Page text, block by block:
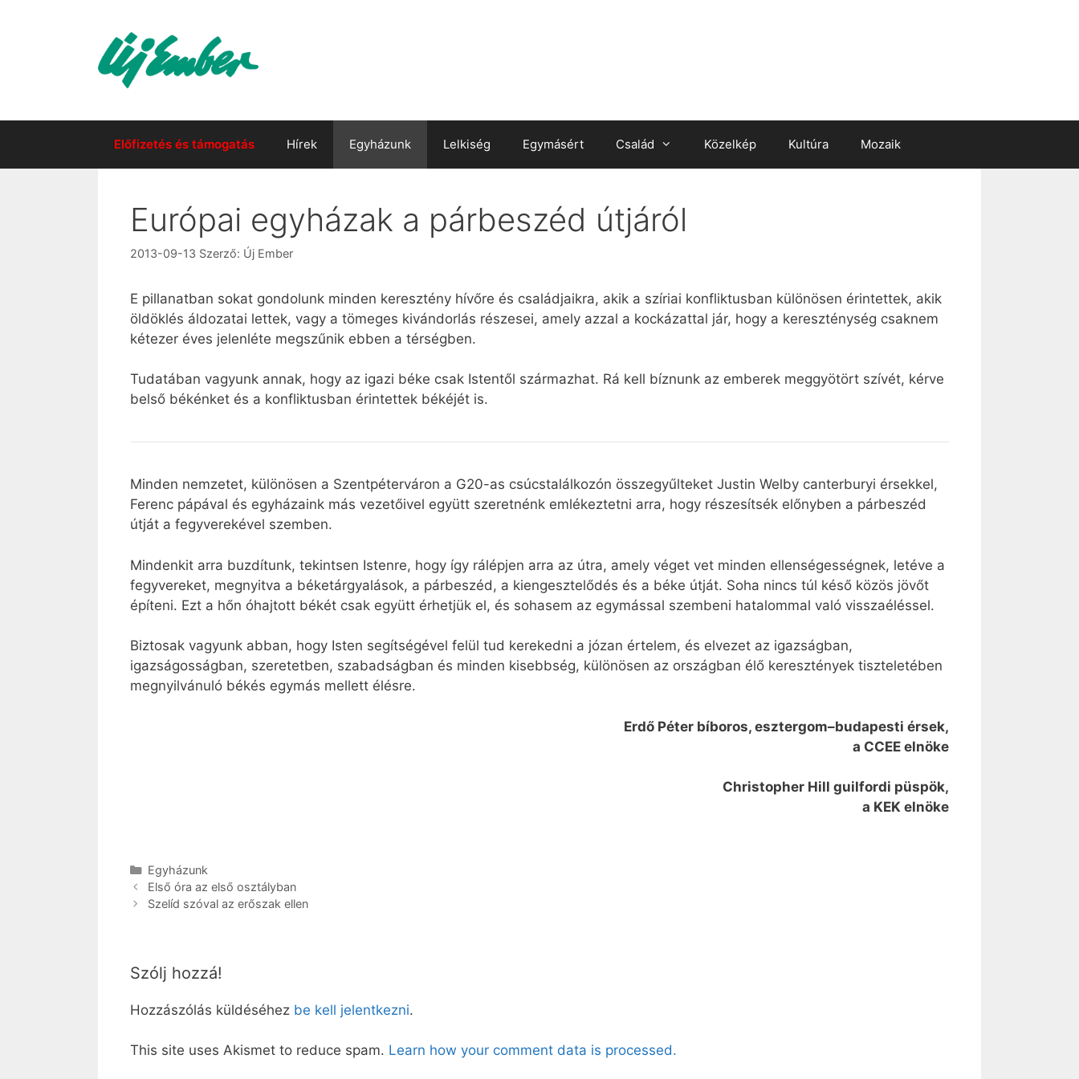
Előfizetés és támogatás Hírek Egyházunk Lelkiség Egymásért Család Közelkép Kultúra Mozaik
Európai egyházak a párbeszéd útjáról
2013-09-13 Szerző: Új Ember
E pillanatban sokat gondolunk minden keresztény hívőre és családjaikra, akik a szíriai konfliktusban különösen érintettek, akik
öldöklés áldozatai lettek, vagy a tömeges kivándorlás részesei, amely azzal a kockázattal jár, hogy a kereszténység csaknem
kétezer éves jelenléte megszűnik ebben a térségben.
Tudatában vagyunk annak, hogy az igazi béke csak Istentől származhat. Rá kell bíznunk az emberek meggyötört szívét, kérve
belső békénket és a konfliktusban érintettek békéjét is.
Minden nemzetet, különösen a Szentpéterváron a G20-as csúcstalálkozón összegyűlteket Justin Welby canterburyi érsekkel,
Ferenc pápával és egyházaink más vezetőivel együtt szeretnénk emlékeztetni arra, hogy részesítsék előnyben a párbeszéd
útját a fegyverekével szemben.
Mindenkit arra buzdítunk, tekintsen Istenre, hogy így rálépjen arra az útra, amely véget vet minden ellenségességnek, letéve a
fegyvereket, megnyitva a béketárgyalások, a párbeszéd, a kiengesztelődés és a béke útját. Soha nincs túl késő közös jövőt
építeni. Ezt a hőn óhajtott békét csak együtt érhetjük el, és sohasem az egymással szembeni hatalommal való visszaéléssel.
Biztosak vagyunk abban, hogy Isten segítségével felül tud kerekedni a józan értelem, és elvezet az igazságban,
igazságosságban, szeretetben, szabadságban és minden kisebbség, különösen az országban élő keresztények tiszteletében
megnyilvánuló békés egymás mellett élésre.
Erdő Péter bíboros, esztergom–budapesti érsek,
a CCEE elnöke
Christopher Hill guilfordi püspök,
a KEK elnöke
Kategória
Egyházunk
Első óra az első osztályban
Szelíd szóval az erőszak ellen
Szólj hozzá!
Hozzászólás küldéséhez be kell jelentkezni.
This site uses Akismet to reduce spam. Learn how your comment data is processed.